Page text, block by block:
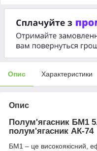
Опис Характеристики
Опис
Полум'ягасник БМ1
полум'ягасник АК-74
БМ1 – це високоякісний,